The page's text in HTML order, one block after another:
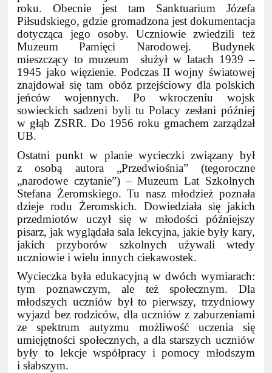
roku. Obecnie jest tam Sanktuarium Józefa
Piłsudskiego, gdzie gromadzona jest dokumentacja
dotycząca jego osoby. Uczniowie zwiedzili też
Muzeum Pamięci Narodowej. Budynek
mieszczący to muzeum służył w latach 1939 –
1945 jako więzienie. Podczas II wojny światowej
znajdował się tam obóz przejściowy dla polskich
jeńców wojennych. Po wkroczeniu wojsk
sowieckich sadzeni byli tu Polacy zesłani później
w głąb ZSRR. Do 1956 roku gmachem zarządzał
UB.
Ostatni punkt w planie wycieczki związany był
z osobą autora „Przedwiośnia” (tegoroczne
„narodowe czytanie”) – Muzeum Lat Szkolnych
Stefana Żeromskiego. Tu nasz młodzież poznała
dzieje rodu Żeromskich. Dowiedziała się jakich
przedmiotów uczył się w młodości późniejszy
pisarz, jak wyglądała sala lekcyjna, jakie były kary,
jakich przyborów szkolnych używali wtedy
uczniowie i wielu innych ciekawostek.
Wycieczka była edukacyjną w dwóch wymiarach:
tym poznawczym, ale też społecznym. Dla
młodszych uczniów był to pierwszy, trzydniowy
wyjazd bez rodziców, dla uczniów z zaburzeniami
ze spektrum autyzmu możliwość uczenia się
umiejętności społecznych, a dla starszych uczniów
były to lekcje współpracy i pomocy młodszym
i słabszym.